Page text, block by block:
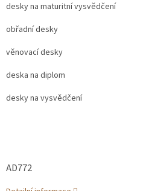
desky na maturitní vysvědčení
obřadní desky
věnovací desky
deska na diplom
desky na vysvědčení
AD772